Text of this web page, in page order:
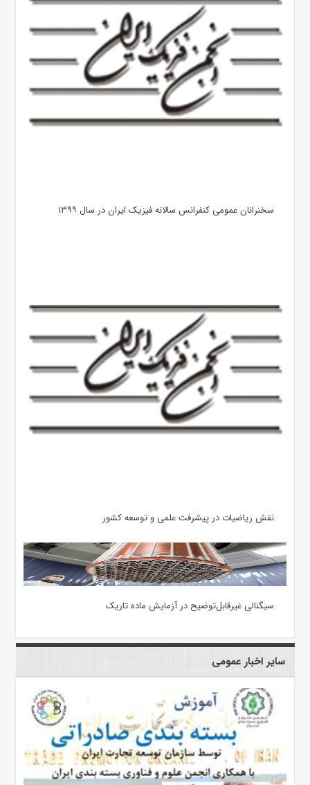
سخنرانان عمومی کنفرانس سالانه فیزیک ایران در سال ۱۳۹۹
نقش ریاضیات در پیشرفت علمی و توسعه کشور
سیگنالی غیرقابل‌توضیح در آزمایش ماده تاریک
سایر اخبار عمومی